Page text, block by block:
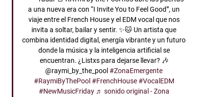
a una nueva era con “I Invite You to Feel Good”, un
viaje entre el French House y el EDM vocal que nos
invita a soltar, bailar y sentir. ✨🐱 Un artista que
combina identidad digital, energía vibrante y un futuro
donde la música y la inteligencia artificial se
encuentran. ¿Listxs para dejarse llevar? 🎶
@raymi_by_the_pool#ZonaEmergente
#RaymiByThePool #FrenchHouse #VocalEDM
#NewMusicFriday ♬ sonido original - Zona